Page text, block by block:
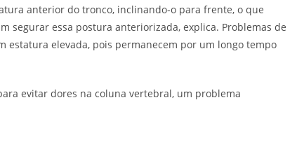
anterior do tronco, inclinando-o para frente, o que
segurar essa postura anteriorizada, explica. Problemas de
estatura elevada, pois permanecem por um longo tempo
evitar dores na coluna vertebral, um problema